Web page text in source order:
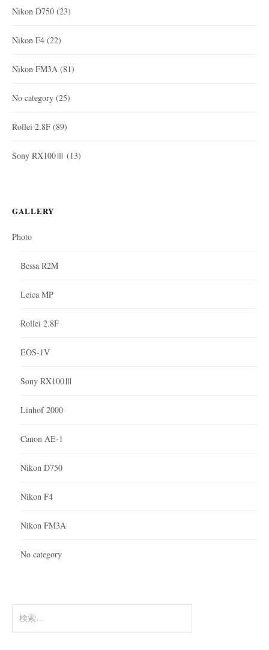
Nikon D750 (23)
Nikon F4 (22)
Nikon FM3A (81)
No category (25)
Rollei 2.8F (89)
Sony RX100Ⅲ (13)
GALLERY
Photo
Bessa R2M
Leica MP
Rollei 2.8F
EOS-1V
Sony RX100Ⅲ
Linhof 2000
Canon AE-1
Nikon D750
Nikon F4
Nikon FM3A
No category
索: